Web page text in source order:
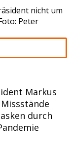
nicht um
Peter
Markus
durch